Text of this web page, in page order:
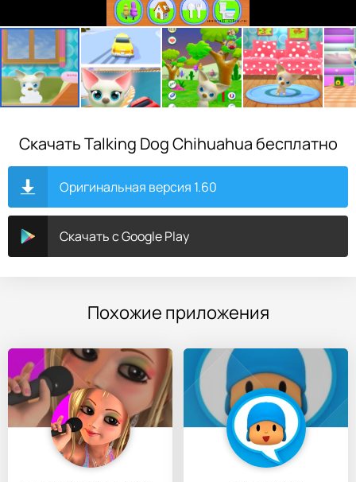
Скачать Talking Dog Chihuahua бесплатно
Оригинальная версия 1.60
Скачать с Google Play
Похожие приложения